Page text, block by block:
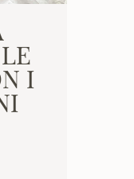
I